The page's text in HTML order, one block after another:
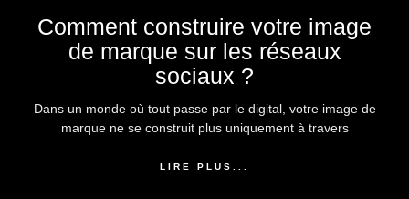
Comment construire votre image
de marque sur les réseaux
sociaux ?
Dans un monde où tout passe par le digital, votre image de
marque ne se construit plus uniquement à travers
LIRE PLUS...